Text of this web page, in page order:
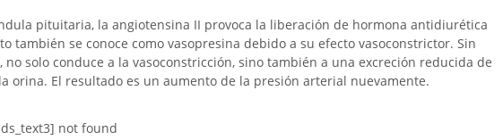
pituitaria, la angiotensina II provoca la liberación de hormona antidiurética
también se conoce como vasopresina debido a su efecto vasoconstrictor. Sin
no solo conduce a la vasoconstricción, sino también a una excreción reducida de
orina. El resultado es un aumento de la presión arterial nuevamente.
not found